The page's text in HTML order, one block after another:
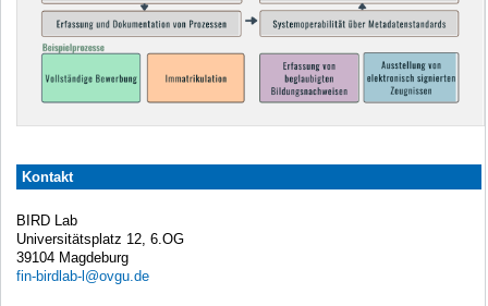
Kontakt
BIRD Lab
Universitätsplatz 12, 6.OG
39104 Magdeburg
fin-birdlab-l@ovgu.de